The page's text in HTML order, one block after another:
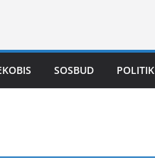
SOSBUD POLITIK